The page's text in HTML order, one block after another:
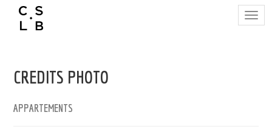
CREDITS PHOTO
APPARTEMENTS